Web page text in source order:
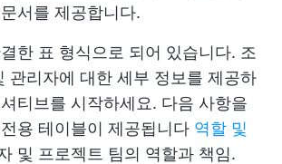
서를 제공합니다.
한 표 형식으로 되어 있습니다. 조
관리자에 대한 세부 정보를 제공하
티브를 시작하세요. 다음 사항을
용 테이블이 제공됩니다 역할 및
및 프로젝트 팀의 역할과 책임.